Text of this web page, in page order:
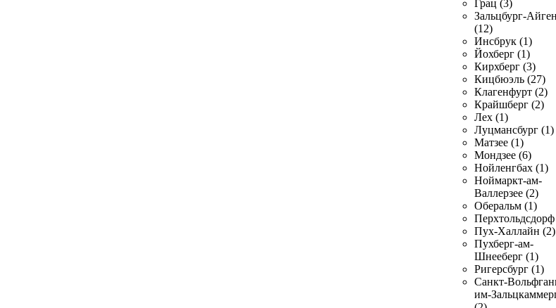
Грац (3)
Зальцбург-Айген
(12)
Инсбрук (1)
Йохберг (1)
Кирхберг (3)
Кицбюэль (27)
Клагенфурт (2)
Крайшберг (2)
Лех (1)
Луцмансбург (1)
Матзее (1)
Мондзее (6)
Нойленгбах (1)
Ноймаркт-ам-
Валлерзее (2)
Оберальм (1)
Пух-Халлайн (2)
Пухберг-ам-
Шнееберг (1)
Ригерсбург (1)
Санкт-
им-